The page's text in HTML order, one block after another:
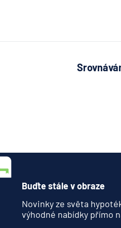
Buďte stále v obraze
Novinky ze světa
výhodné nabídky přímo